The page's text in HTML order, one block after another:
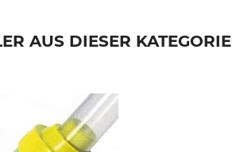
AUS DIESER KATEGORIE